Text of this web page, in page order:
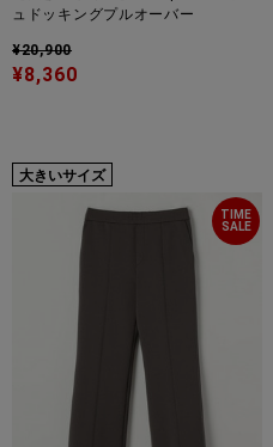
ュドッキングプルオーバー
¥20,900
¥8,360
大きいサイズ
TIME
SALE